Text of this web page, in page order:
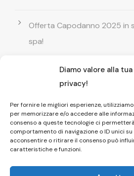
Diamo valore alla tua
privacy!
Per fornire le migliori esperienze,
per memorizzare e/o accedere alle
consenso a queste tecnologie ci
comportamento di navigazione o ID unici su
acconsentire o ritirare il consenso può
caratteristiche e funzioni.
Offerta Capodanno 2025 in
spa!
Offerta Natale in camera con
idromassaggio ! Prenota il
Entrata GRATUITA in
di coppia